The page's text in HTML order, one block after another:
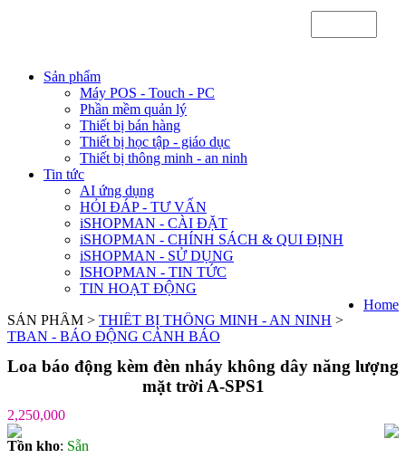
Sản phẩm
Máy POS - Touch - PC
Phần mềm quản lý
Thiết bị bán hàng
Thiết bị học tập - giáo dục
Thiết bị thông minh - an ninh
Tin tức
AI ứng dụng
HỎI ĐÁP - TƯ VẤN
iSHOPMAN - CÀI ĐẶT
iSHOPMAN - CHÍNH SÁCH & QUI ĐỊNH
iSHOPMAN - SỬ DỤNG
ISHOPMAN - TIN TỨC
TIN HOẠT ĐỘNG
Home
SẢN PHẨM > THIẾT BỊ THÔNG MINH - AN NINH >
TBAN - BÁO ĐỘNG CẢNH BÁO
Loa báo động kèm đèn nháy không dây năng lượng
mặt trời A-SPS1
2,250,000
Tồn kho: Sẵn